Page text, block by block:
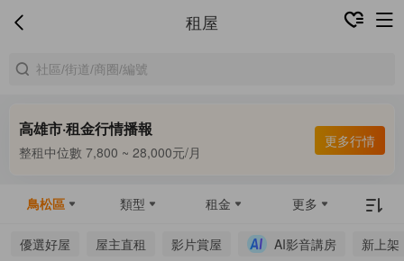
租屋
高雄市·租金行情播報
合租中位數 5,000 ~ 7,200元/月
整租中位數 7,800 ~ 28,000元/月
更多行情
鳥松區 類型 租金 更多
優選好屋 屋主直租 影片賞屋 AI影音講房 新上架